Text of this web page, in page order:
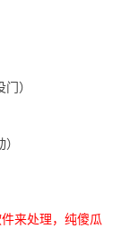
）
来处理，纯傻瓜